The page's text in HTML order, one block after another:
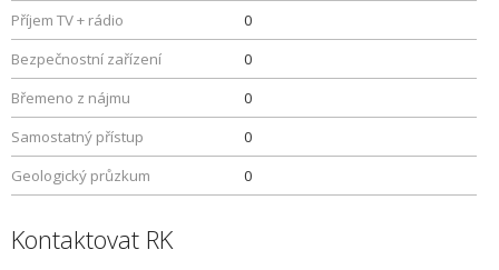
Příjem TV + rádio
0
Bezpečnostní zařízení
0
Břemeno z nájmu
0
Samostatný přístup
0
Geologický průzkum
0
Kontaktovat RK